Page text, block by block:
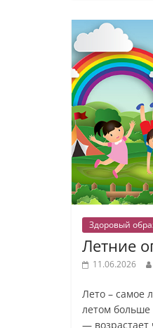
Здоровый
Летние
11.06.2026
Лето – самое
летом больше
— возрастает